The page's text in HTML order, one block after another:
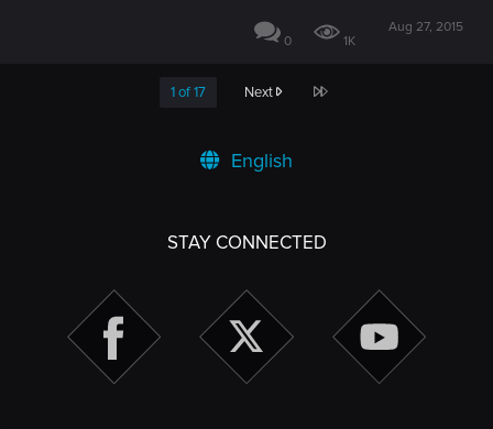
0 1K
Aug 27, 2015
1 of 17 Next Last
English
STAY CONNECTED